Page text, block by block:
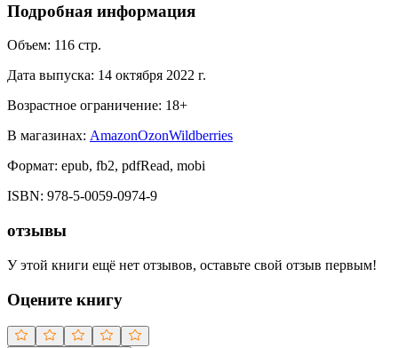
Подробная информация
Объем: 116 стр.
Дата выпуска: 14 октября 2022 г.
Возрастное ограничение: 18+
В магазинах: AmazonOzonWildberries
Формат: epub, fb2, pdfRead, mobi
ISBN: 978-5-0059-0974-9
отзывы
У этой книги ещё нет отзывов, оставьте свой отзыв первым!
Оцените книгу